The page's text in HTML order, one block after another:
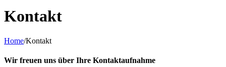
Kontakt
Home/Kontakt
Wir freuen uns über Ihre Kontaktaufnahme